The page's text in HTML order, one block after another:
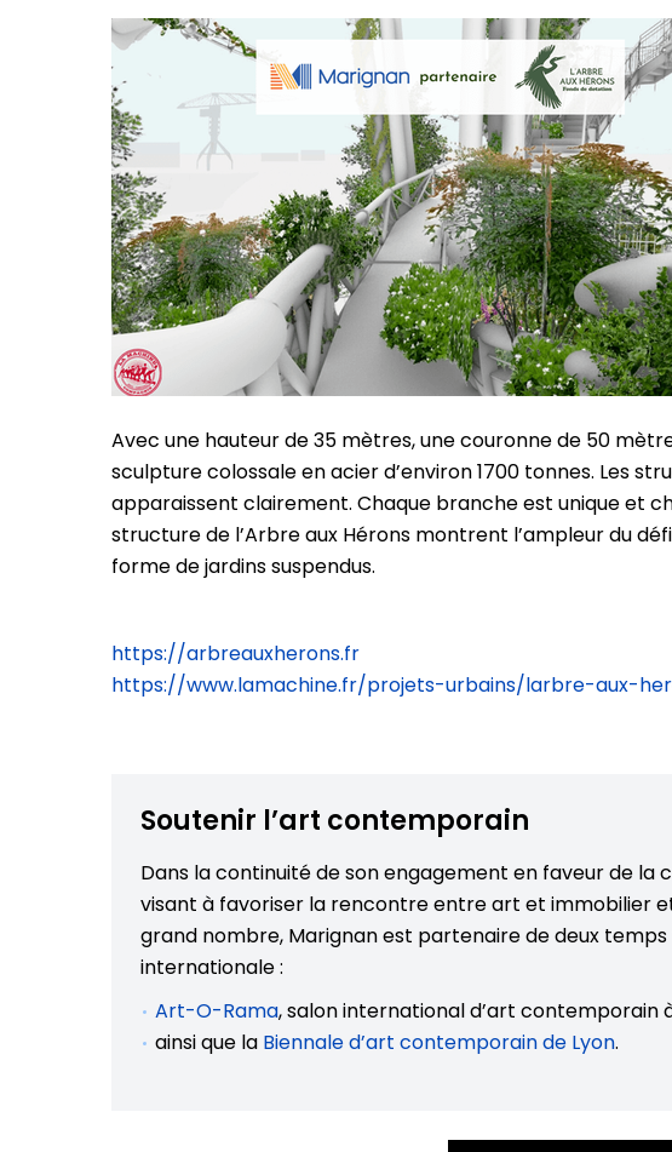
Avec une hauteur de 35 mètres, une couronne de 50
sculpture colossale en acier d’environ 1700 tonnes. Les
apparaissent clairement. Chaque branche est unique et
structure de l’Arbre aux Hérons montrent l’ampleur du
forme de jardins suspendus.
https://arbreauxherons.fr
https://www.lamachine.fr/projets-urbains/larbre-aux-
Soutenir l’art contemporain
Dans la continuité de son engagement en faveur de la
visant à favoriser la rencontre entre art et immobilier
grand nombre, Marignan est partenaire de deux
internationale :
Art-O-Rama, salon international d’art contemporain
ainsi que la Biennale d’art contemporain de Lyon.